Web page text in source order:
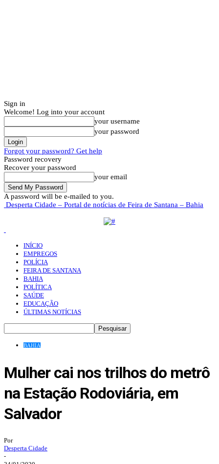
Sign in
Welcome! Log into your account
your username
your password
Forgot your password? Get help
Password recovery
Recover your password
your email
A password will be e-mailed to you.
Desperta Cidade – Portal de notícias de Feira de Santana – Bahia
INÍCIO
EMPREGOS
POLÍCIA
FEIRA DE SANTANA
BAHIA
POLÍTICA
SAÚDE
EDUCAÇÃO
ÚLTIMAS NOTÍCIAS
BAHIA
Mulher cai nos trilhos do metrô
na Estação Rodoviária, em
Salvador
Por
Desperta Cidade
-